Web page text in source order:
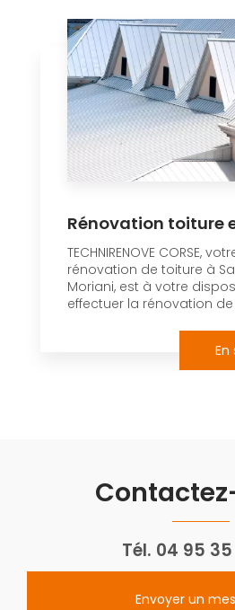
Rénovation toiture
TECHNIRENOVE CORSE,
rénovation de toiture à
Moriani, est à votre
effectuer la rénovation de
En
Tél. 04 95 35
Envoyer un